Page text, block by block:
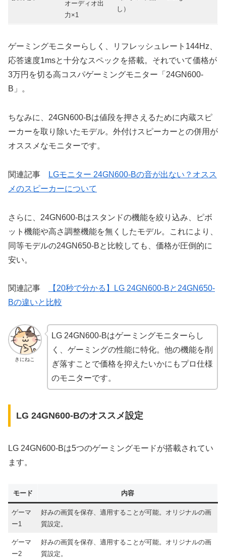
オーディオ出
力×1
し）
ゲーミングモニターらしく、リフレッシュレート144Hz、
応答速度1msと十分なスペックを搭載。それでいて価格が
3万円を切る高コスパゲーミングモニター「24GN600-
B」。
ちなみに、24GN600-Bは値段を押さえるために内蔵スピ
ーカーを取り除いたモデル。外付けスピーカーとの併用が
オススメなモニターです。
関連記事
LGモニター 24GN600-Bの音が出ない？オスス
メのスピーカーについて
さらに、24GN600-Bはスタンドの機能を絞り込み、ピボ
ット機能や高さ調整機能を無くしたモデル。これにより、
同等モデルの24GN650-Bと比較しても、価格が圧倒的に
安い。
関連記事
【20秒で分かる】LG 24GN600-Bと24GN650-
Bの違いと比較
きにねこ
LG 24GN600-Bはゲーミングモニターらし
く、ゲーミングの性能に特化。他の機能を削
ぎ落すことで価格を抑えたいかにもプロ仕様
のモニターです。
LG 24GN600-Bのオススメ設定
LG 24GN600-Bは5つのゲーミングモードが搭載されてい
ます。
モード 内容
ゲーマ
ー1
好みの画質を保存、適用することが可能。オリジナルの画
質設定。
ゲーマ
ー2
好みの画質を保存、適用することが可能。オリジナルの画
質設定。